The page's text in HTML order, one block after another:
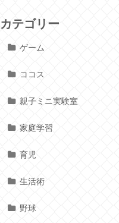
カテゴリー
ゲーム
ココス
親子ミニ実験室
家庭学習
育児
生活術
野球